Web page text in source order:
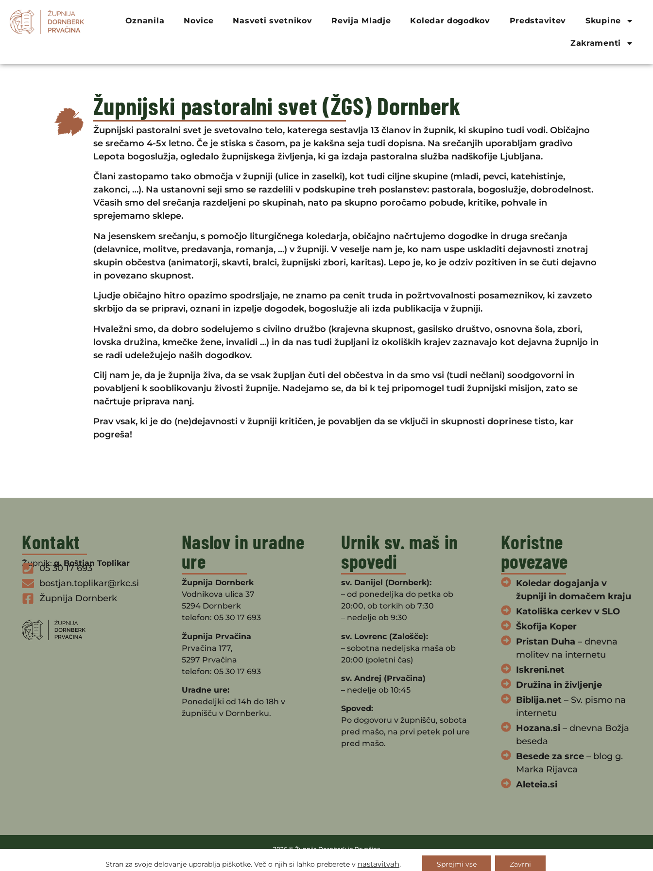
Oznanila Novice Nasveti svetnikov Revija Mladje Koledar dogodkov Predstavitev Skupine
Zakramenti
Župnijski pastoralni svet (ŽGS) Dornberk
Župnijski pastoralni svet je svetovalno telo, katerega sestavlja 13 članov in župnik, ki skupino tudi vodi. Običajno
se srečamo 4-5x letno. Če je stiska s časom, pa je kakšna seja tudi dopisna. Na srečanjih uporabljam gradivo
Lepota bogoslužja, ogledalo župnijskega življenja, ki ga izdaja pastoralna služba nadškofije Ljubljana.
Člani zastopamo tako območja v župniji (ulice in zaselki), kot tudi ciljne skupine (mladi, pevci, katehistinje,
zakonci, …). Na ustanovni seji smo se razdelili v podskupine treh poslanstev: pastorala, bogoslužje, dobrodelnost.
Včasih smo del srečanja razdeljeni po skupinah, nato pa skupno poročamo pobude, kritike, pohvale in
sprejemamo sklepe.
Na jesenskem srečanju, s pomočjo liturgičnega koledarja, običajno načrtujemo dogodke in druga srečanja
(delavnice, molitve, predavanja, romanja, …) v župniji. V veselje nam je, ko nam uspe uskladiti dejavnosti znotraj
skupin občestva (animatorji, skavti, bralci, župnijski zbori, karitas). Lepo je, ko je odziv pozitiven in se čuti dejavno
in povezano skupnost.
Ljudje običajno hitro opazimo spodrsljaje, ne znamo pa cenit truda in požrtvovalnosti posameznikov, ki zavzeto
skrbijo da se pripravi, oznani in izpelje dogodek, bogoslužje ali izda publikacija v župniji.
Hvaležni smo, da dobro sodelujemo s civilno družbo (krajevna skupnost, gasilsko društvo, osnovna šola, zbori,
lovska družina, kmečke žene, invalidi …) in da nas tudi župljani iz okoliških krajev zaznavajo kot dejavna župnijo in
se radi udeležujejo naših dogodkov.
Cilj nam je, da je župnija živa, da se vsak župljan čuti del občestva in da smo vsi (tudi nečlani) soodgovorni in
povabljeni k sooblikovanju živosti župnije. Nadejamo se, da bi k tej pripomogel tudi župnijski misijon, zato se
načrtuje priprava nanj.
Prav vsak, ki je do (ne)dejavnosti v župniji kritičen, je povabljen da se vključi in skupnosti doprinese tisto, kar
pogreša!
Kontakt
Župnik:g. Boštjan Toplikar
05 30 17 693
bostjan.toplikar@rkc.si
Župnija Dornberk
Naslov in uradne
ure
Župnija Dornberk
Vodnikova ulica 37
5294 Dornberk
telefon: 05 30 17 693
Župnija Prvačina
Prvačina 177,
5297 Prvačina
telefon: 05 30 17 693
Uradne ure:
Ponedeljki od 14h do 18h v
župnišču v Dornberku.
Urnik sv. maš in
spovedi
sv. Danijel (Dornberk):
– od ponedeljka do petka ob
20:00, ob torkih ob 7:30
– nedelje ob 9:30
sv. Lovrenc (Zalošče):
– sobotna nedeljska maša ob
20:00 (poletni čas)
sv. Andrej (Prvačina)
– nedelje ob 10:45
Spoved:
Po dogovoru v župnišču, sobota
pred mašo, na prvi petek pol ure
pred mašo.
Koristne
povezave
Koledar dogajanja v
župniji in domačem kraju
Katoliška cerkev v SLO
Škofija Koper
Pristan Duha – dnevna
molitev na internetu
Iskreni.net
Družina in življenje
Biblija.net– Sv. pismo na
internetu
Hozana.si– dnevna Božja
beseda
Besede za srce– blog g.
Marka Rijavca
Aleteia.si
2026 © Župnija Dornberk in Prvačina
Web by TK
Stran za svoje delovanje uporablja piškotke. Več o njih si lahko preberete v nastavitvah. Sprejmi vse Zavrni